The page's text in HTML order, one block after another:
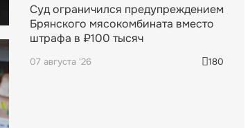
Суд ограничился предупреждением
Брянского мясокомбината вместо
штрафа в ₽100 тысяч
07 августа '26 180